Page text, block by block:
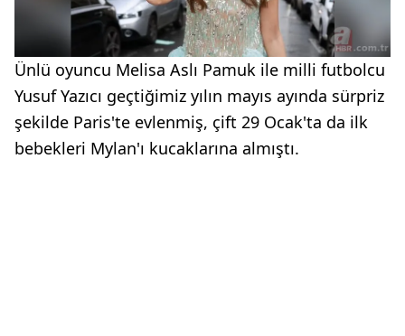
Ünlü oyuncu Melisa Aslı Pamuk ile milli futbolcu
Yusuf Yazıcı geçtiğimiz yılın mayıs ayında sürpriz
şekilde Paris'te evlenmiş, çift 29 Ocak'ta da ilk
bebekleri Mylan'ı kucaklarına almıştı.